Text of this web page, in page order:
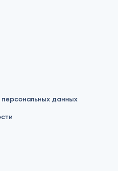
данных